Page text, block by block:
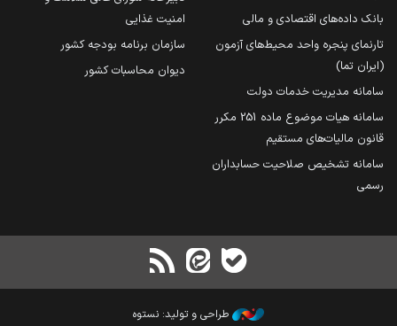
بانک داده‌های اقتصادی و مالی
تارنمای پنجره واحد محیط‌های آزمون
(ایران تما)
سامانه مدیریت خدمات دولت
سامانه هیات موضوع ماده 251 مکرر
قانون مالیات‌های مستقیم
سامانه تشخیص صلاحیت حسابداران
رسمی
امنیت غذایی
سازمان برنامه بودجه کشور
دیوان محاسبات کشور
طراحی و تولید: نستوه